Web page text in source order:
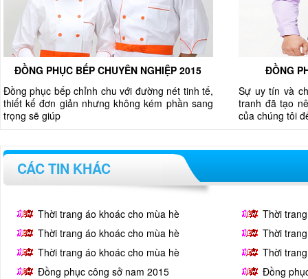
ĐỒNG PHỤC BẾP CHUYÊN NGHIỆP 2015
Đồng phục bếp chỉnh chu với đường nét tinh tế,
thiết kế đơn giản nhưng không kém phần sang
trọng sẽ giúp
ĐỒNG
Sự uy tín và
tranh đã tạo
của chúng tôi
CÁC TIN KHÁC
Thời trang áo khoác cho mùa hè
Thời
Thời trang áo khoác cho mùa hè
Thời
Thời trang áo khoác cho mùa hè
Thời
Đồng phục công sở nam 2015
Đồng